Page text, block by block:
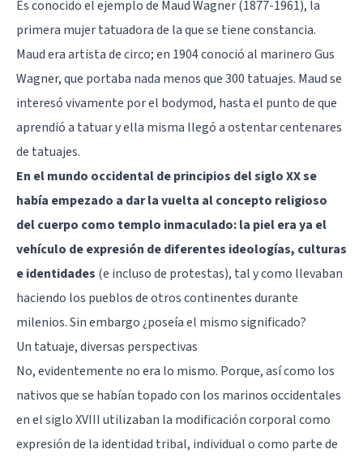
Es conocido el ejemplo de Maud Wagner (1877-1961), la
primera mujer tatuadora de la que se tiene constancia.
Maud era artista de circo; en 1904 conoció al marinero Gus
Wagner, que portaba nada menos que 300 tatuajes. Maud se
interesó vivamente por el bodymod, hasta el punto de que
aprendió a tatuar y ella misma llegó a ostentar centenares
de tatuajes.
En el mundo occidental de principios del siglo XX se
había empezado a dar la vuelta al concepto religioso
del cuerpo como templo inmaculado: la piel era ya el
vehículo de expresión de diferentes ideologías, culturas
e identidades (e incluso de protestas), tal y como llevaban
haciendo los pueblos de otros continentes durante
milenios. Sin embargo ¿poseía el mismo significado?
Un tatuaje, diversas perspectivas
No, evidentemente no era lo mismo. Porque, así como los
nativos que se habían topado con los marinos occidentales
en el siglo XVIII utilizaban la modificación corporal como
expresión de la identidad tribal, individual o como parte de